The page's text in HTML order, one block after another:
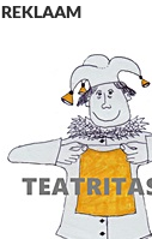
REKLAAM